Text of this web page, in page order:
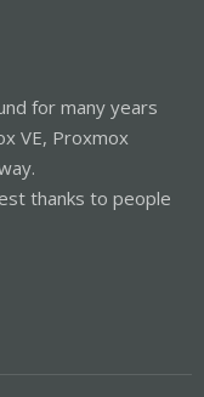
for many years
VE, Proxmox
thanks to people